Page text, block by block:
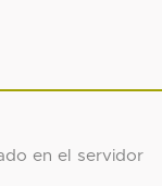
en el servidor